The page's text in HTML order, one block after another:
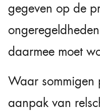
gegeven op de
daarmee moet
Waar sommigen
aanpak van